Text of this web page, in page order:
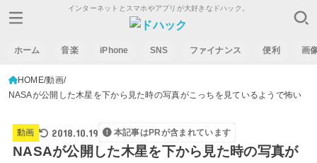
インターネットとスマホやアプリが大好きなドハック。
ホーム 音楽 iPhone SNS ファイナンス 便利 画
HOME 動画
NASAが公開した木星を下から見た時の写真がこっちを見ているようで怖い
動画 2018.10.19 本記事はPRが含まれています
NASAが公開した木星を下から見た時の写真が